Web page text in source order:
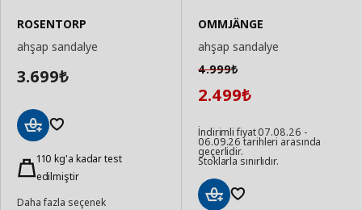
ROSENTORP
ahşap sandalye
3.699₺
Ekle 110 kg'a kadar test
edilmiştir
Daha fazla seçenek
OMMJÄNGE
ahşap sandalye
4.999₺
2.499₺
İndirimli fiyat 07.08.26 -
06.09.26 tarihleri arasında
geçerlidir.
Stoklarla sınırlıdır.